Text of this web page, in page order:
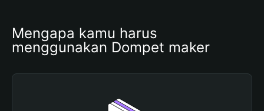
Mengapa kamu harus
menggunakan Dompet maker